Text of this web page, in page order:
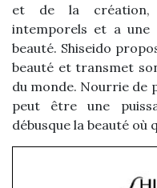
et de la création,
intemporels et a une
beauté. Shiseido
beauté et transmet
du monde. Nourrie de
peut être une
débusque la beauté où